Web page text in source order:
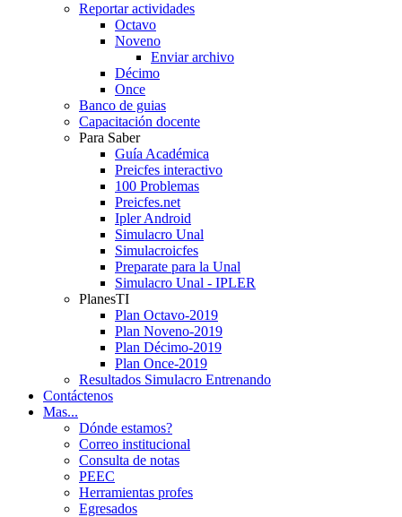
Reportar actividades
Octavo
Noveno
Enviar archivo
Décimo
Once
Banco de guias
Capacitación docente
Para Saber
Guía Académica
Preicfes interactivo
100 Problemas
Preicfes.net
Ipler Android
Simulacro Unal
Simulacroicfes
Preparate para la Unal
Simulacro Unal - IPLER
PlanesTI
Plan Octavo-2019
Plan Noveno-2019
Plan Décimo-2019
Plan Once-2019
Resultados Simulacro Entrenando
Contáctenos
Mas...
Dónde estamos?
Correo institucional
Consulta de notas
PEEC
Herramientas profes
Egresados